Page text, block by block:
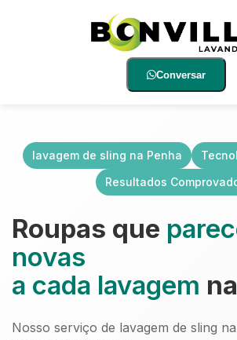
Conversar
lavagem de sling na Penha
Resultados
Roupas que
novas
a cada lavagem
Nosso serviço de lavagem de sling